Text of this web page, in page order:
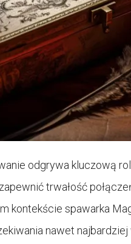
odgrywa kluczową
trwałość
kontekście spawarka
nawet